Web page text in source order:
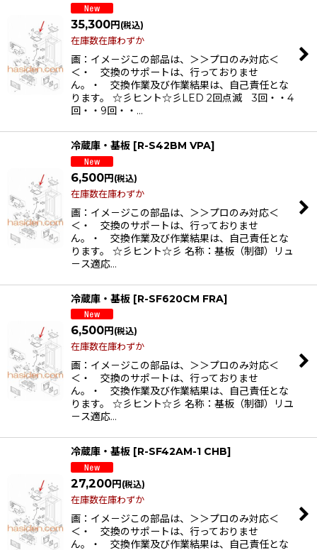
35,300円 (税込)
在庫数在庫わずか
画：イメ－ジこの部品は、＞＞プロのみ対応＜
＜・ 交換のサポートは、行っておりませ
ん。・ 交換作業及び作業結果は、自己責任とな
ります。 ☆彡ヒント☆彡LED 2回点滅 3回・・4
回・・9回・・…
冷蔵庫・基板 [R-S42BM VPA]
6,500円(税込)
在庫数在庫わずか
画：イメ－ジこの部品は、＞＞プロのみ対応＜
＜・ 交換のサポートは、行っておりませ
ん。・ 交換作業及び作業結果は、自己責任とな
ります。 ☆彡ヒント☆彡 名称：基板（制御）リュ
－ス適応…
冷蔵庫・基板 [R-SF620CM FRA]
6,500円 (税込)
在庫数在庫わずか
画：イメ－ジこの部品は、＞＞プロのみ対応＜
＜・ 交換のサポートは、行っておりませ
ん。・ 交換作業及び作業結果は、自己責任とな
ります。 ☆彡ヒント☆彡 名称：基板（制御）リユ
－ス適応…
冷蔵庫・基板 [R-SF42AM-1 CHB]
27,200円 (税込)
在庫数在庫わずか
画：イメ－ジこの部品は、＞＞プロのみ対応＜
＜・ 交換のサポートは、行っておりませ
ん。・ 交換作業及び作業結果は、自己責任とな